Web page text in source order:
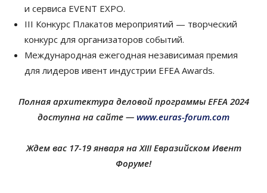
и сервиса EVENT EXPO.
III Конкурс Плакатов мероприятий — творческий
конкурс для организаторов событий.
Международная ежегодная независимая премия
для лидеров ивент индустрии EFEA Awards.
Полная архитектура деловой программы EFEA 2024
доступна на сайте — www.euras-forum.com
Ждем вас 17-19 января на XIII Евразийском Ивент
Форуме!